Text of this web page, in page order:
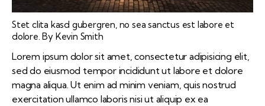
Stet clita kasd gubergren, no sea sanctus est labore et
dolore. By Kevin Smith
Lorem ipsum dolor sit amet, consectetur adipisicing elit,
sed do eiusmod tempor incididunt ut labore et dolore
magna aliqua. Ut enim ad minim veniam, quis nostrud
exercitation ullamco laboris nisi ut aliquip ex ea